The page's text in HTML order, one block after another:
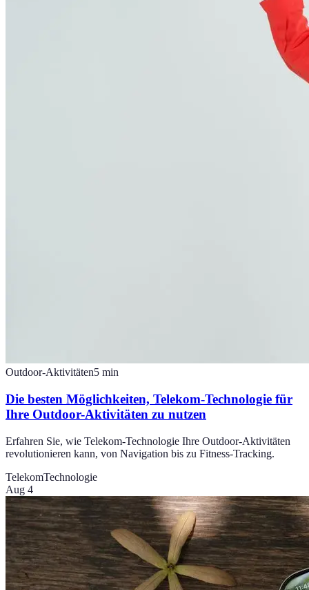
Outdoor-Aktivitäten5 min
Die besten Möglichkeiten, Telekom-Technologie für
Ihre Outdoor-Aktivitäten zu nutzen
Erfahren Sie, wie Telekom-Technologie Ihre Outdoor-Aktivitäten
revolutionieren kann, von Navigation bis zu Fitness-Tracking.
TelekomTechnologie
Aug 4